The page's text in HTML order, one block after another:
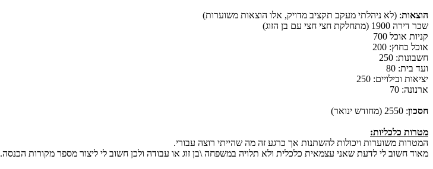
הוצאות: (לא ניהלתי מעקב תקציב מדויק, אלו הוצאות משוערות)
שכר דירה 1900 (מתחלקת חצי חצי עם בן הזוג)
קניות אוכל 700
אוכל בחוץ: 200
חשבונות: 250
ועד בית: 80
יציאות ובילויים: 250
ארנונה: 70
חסכון: 2550 (מחודש ינואר)
מטרות כלכליות:
המטרות משוערות ויכולות להשתנות אך כרגע זה מה שהייתי רוצה עבורי.
מאוד חשוב לי לדעת שאני עצמאית כלכלית ולא תלויה במשפחה \בן זוג או עבודה ולכן חשוב לי ליצור מספר מקורות הכנסה.